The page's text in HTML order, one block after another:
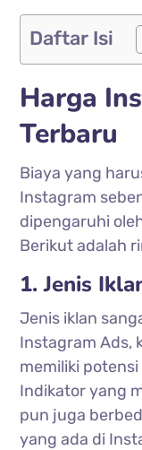
Daftar Isi
Harga
Terbaru
Biaya yang
Instagram
dipengaruhi
Berikut adalah
1. Jenis
Jenis iklan
Instagram Ads,
memiliki potensi
Indikator yang
pun juga
yang ada di